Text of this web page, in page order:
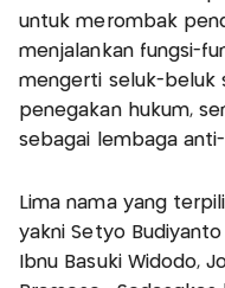
untuk merombak
menjalankan fungsi-
mengerti seluk-beluk
penegakan hukum,
sebagai lembaga
Lima nama yang
yakni Setyo
Ibnu Basuki Widodo,